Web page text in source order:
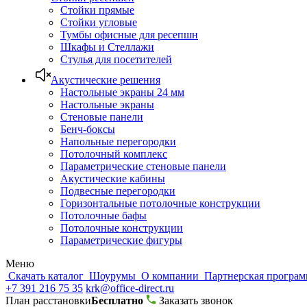
Стойки прямые
Стойки угловые
Тумбы офисные для ресепшн
Шкафы и Стеллажи
Стулья для посетителей
Акустические решения
Настольные экраны 24 мм
Настольные экраны
Стеновые панели
Бенч-боксы
Напольные перегородки
Потолочный комплекс
Параметрические стеновые панели
Акустические кабины
Подвесные перегородки
Горизонтальные потолочные конструкции
Потолочные бафы
Потолочные конструкции
Параметрические фигуры
Меню
Скачать каталог Шоурумы О компании Партнерская
+7 391 216 75 35 krk@office-direct.ru
План расстановкиБесплатно
Заказать звонок